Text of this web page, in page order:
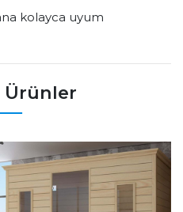
kolayca uyum
Ürünler